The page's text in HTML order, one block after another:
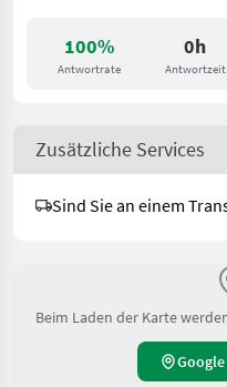
100%
Antwortrate
0h
Antwortzeit
Zusätzliche Services
Sind Sie an einem
Beim Laden der Karte